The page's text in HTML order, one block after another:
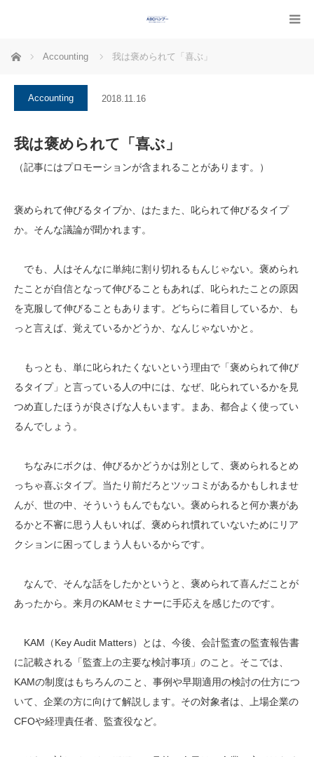
ホーム Accounting 我は褒められて「喜ぶ」
Accounting 2018.11.16
我は褒められて「喜ぶ」
（記事にはプロモーションが含まれることがあります。）
褒められて伸びるタイプか、はたまた、叱られて伸びるタイプ
か。そんな議論が聞かれます。
でも、人はそんなに単純に割り切れるもんじゃない。褒められ
たことが自信となって伸びることもあれば、叱られたことの原因
を克服して伸びることもあります。どちらに着目しているか、も
っと言えば、覚えているかどうか、なんじゃないかと。
もっとも、単に叱られたくないという理由で「褒められて伸び
るタイプ」と言っている人の中には、なぜ、叱られているかを見
つめ直したほうが良さげな人もいます。まあ、都合よく使ってい
るんでしょう。
ちなみにボクは、伸びるかどうかは別として、褒められるとめ
っちゃ喜ぶタイプ。当たり前だろとツッコミがあるかもしれませ
んが、世の中、そういうもんでもない。褒められると何か裏があ
るかと不審に思う人もいれば、褒められ慣れていないためにリア
クションに困ってしまう人もいるからです。
なんで、そんな話をしたかというと、褒められて喜んだことが
あったから。来月のKAMセミナーに手応えを感じたのです。
KAM（Key Audit Matters）とは、今後、会計監査の監査報告書
に記載される「監査上の主要な検討事項」のこと。そこでは、
KAMの制度はもちろんのこと、事例や早期適用の検討の仕方につ
いて、企業の方に向けて解説します。その対象者は、上場企業の
CFOや経理責任者、監査役など。